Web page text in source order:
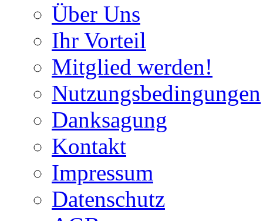
Über Uns
Ihr Vorteil
Mitglied werden!
Nutzungsbedingungen
Danksagung
Kontakt
Impressum
Datenschutz